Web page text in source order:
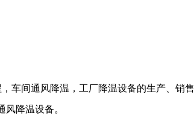
车间通风降温，工厂降温设备的生产、
降温设备。